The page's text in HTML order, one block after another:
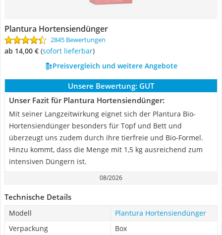
Plantura Hortensiendünger
2845 Bewertungen
ab 14,00 € ( Sofort lieferbar)
Preisvergleich und weitere Angebote
Unsere Bewertung: GUT
Unser Fazit für Plantura Hortensiendünger:
Mit seiner Langzeitwirkung eignet sich der Plantura Bio-
Hortensiendünger besonders für Topf und Bett und
überzeugt uns zudem durch ihre tierfreie und Bio-Formel.
Hinzu kommt, dass die Menge mit 1,5 kg ausreichend zum
intensiven Düngern ist.
08/2026
Technische Details
Modell
Plantura Hortensiendünger
Verpackung
Box